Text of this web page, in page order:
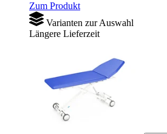
Zum Produkt
Varianten zur Auswahl
Längere Lieferzeit